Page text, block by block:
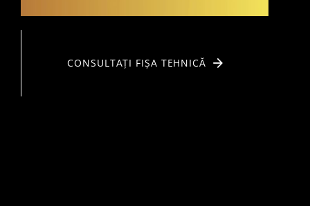
CONSULTAȚI FIȘA TEHNICĂ